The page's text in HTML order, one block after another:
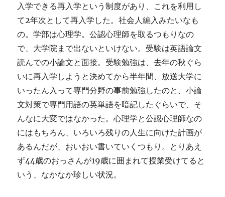
入学できる再入学という制度があり、これを利用し
て2年次として再入学した。社会人編入みたいなも
の。学部は心理学。公認心理師を取るつもりなの
で、大学院まで出ないといけない。受験は英語論文
読んでの小論文と面接。受験勉強は、去年の秋ぐら
いに再入学しようと決めてから半年間、放送大学に
いったん入って専門分野の事前勉強したのと、小論
文対策で専門用語の英単語を暗記したぐらいで、そ
んなに大変ではなかった。心理学と公認心理師なの
にはもちろん、いろいろ残りの人生に向けた計画が
あるんだが、おいおい書いていくつもり。とりあえ
ず44歳のおっさんが19歳に囲まれて授業受けてると
いう、なかなか珍しい状況。